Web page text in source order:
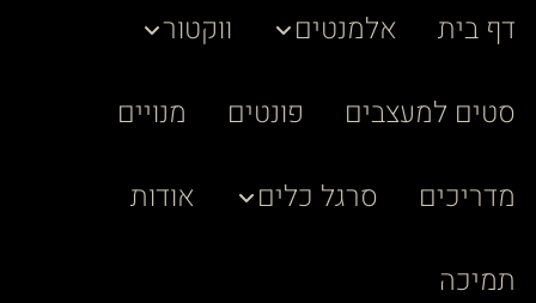
דף בית אלמנטים
ווקטור
סטים למעצבים
פונטים
מנויים
מדריכים
סרגל כלים
אודות
תמיכה